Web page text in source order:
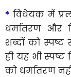
* विधेयक में
धर्मांतरण और
शब्दों को स्पष्ट
ही यह भी
को धर्मांतरण